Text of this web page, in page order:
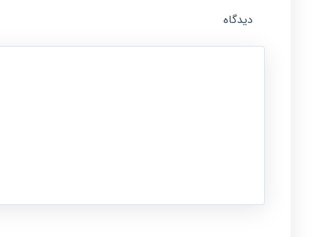
دیدگاه